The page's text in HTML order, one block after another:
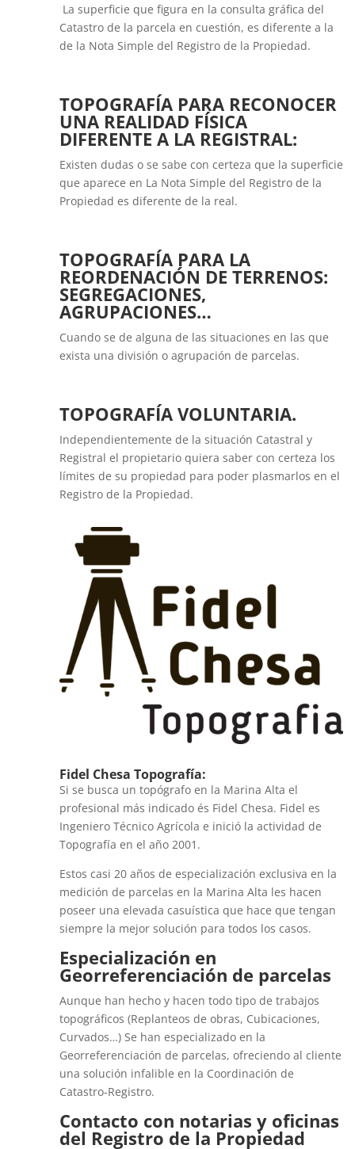
La superficie que figura en la consulta gráfica del
Catastro de la parcela en cuestión, es diferente a la
de la Nota Simple del Registro de la Propiedad.
TOPOGRAFÍA PARA RECONOCER
UNA REALIDAD FÍSICA
DIFERENTE A LA REGISTRAL:
Existen dudas o se sabe con certeza que la superficie
que aparece en La Nota Simple del Registro de la
Propiedad es diferente de la real.
TOPOGRAFÍA PARA LA
REORDENACIÓN DE TERRENOS:
SEGREGACIONES,
AGRUPACIONES…
Cuando se de alguna de las situaciones en las que
exista una división o agrupación de parcelas.
TOPOGRAFÍA VOLUNTARIA.
Independientemente de la situación Catastral y
Registral el propietario quiera saber con certeza los
límites de su propiedad para poder plasmarlos en el
Registro de la Propiedad.
Fidel Chesa Topografía:
Si se busca un topógrafo en la Marina Alta el
profesional más indicado és Fidel Chesa. Fidel es
Ingeniero Técnico Agrícola e inició la actividad de
Topografía en el año 2001.
Estos casi 20 años de especialización exclusiva en la
medición de parcelas en la Marina Alta les hacen
poseer una elevada casuística que hace que tengan
siempre la mejor solución para todos los casos.
Especialización en
Georreferenciación de parcelas
Aunque han hecho y hacen todo tipo de trabajos
topográficos (Replanteos de obras, Cubicaciones,
Curvados…) Se han especializado en la
Georreferenciación de parcelas, ofreciendo al cliente
una solución infalible en la Coordinación de
Catastro-Registro.
Contacto con notarias y oficinas
del Registro de la Propiedad